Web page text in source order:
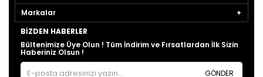
Markalar
BIZDEN HABERLER
Bültenimize Üye Olun ! Tüm İndirim ve Fırsatlardan İlk Sizin
Haberiniz Olsun !
GÖNDER